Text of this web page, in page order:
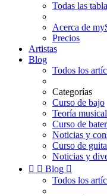
Todas las
Acerca de
Precios
Artistas
Blog
Todos los
Categorías
Curso de bajo
Teoría musical
Curso de
Noticias y
Curso de
Noticias y
  Blog 
Todos los